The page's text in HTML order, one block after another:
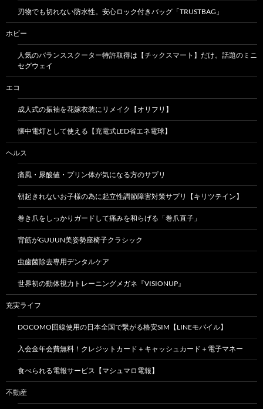
刃物でも切れない防水性。安心ロック付きバッグ「TRUSTBAG」
ホビー
人気のバランススクーター特許取得は【チックスマート】だけ。話題のミニ
セグウェイ
エコ
成人式の振袖を花嫁衣装にリメイク【オリフリ】
懐中電灯として使える【充電式LED省エネ電球】
ヘルス
痛風・尿酸値・プリン体が気になる方のサプリ
朝起きれないお子様の為に起立性調節障害対策サプリ【キリツテイン】
巻き爪をしっかりガードして痛みを和らげる「巻爪直子」
背筋がGUUUN美姿勢座椅子クラシック
虫歯菌除去専用デンタルケア
世界初の動体視力トレーニングメガネ『VISIONUP』
充実ライフ
DOCOMO回線使用の日本全国で繋がる格安SIM【LINEモバイル】
入会金年会費無料！クレジットカード＋キャッシュカード＋電子マネー
食べられる電報サービス【マシュマロ電報】
不動産